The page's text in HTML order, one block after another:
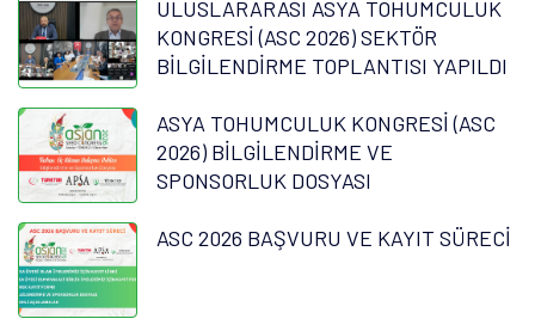
ULUSLARARASI ASYA TOHUMCULUK
KONGRESİ (ASC 2026) SEKTÖR
BİLGİLENDİRME TOPLANTISI YAPILDI
ASYA TOHUMCULUK KONGRESİ (ASC
2026) BİLGİLENDİRME VE
SPONSORLUK DOSYASI
ASC 2026 BAŞVURU VE KAYIT SÜRECİ